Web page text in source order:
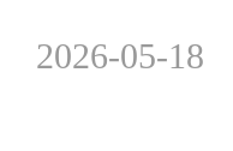
2026-05-18